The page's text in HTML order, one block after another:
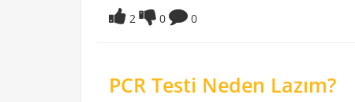
2 0 0
PCR Testi Neden Lazım?